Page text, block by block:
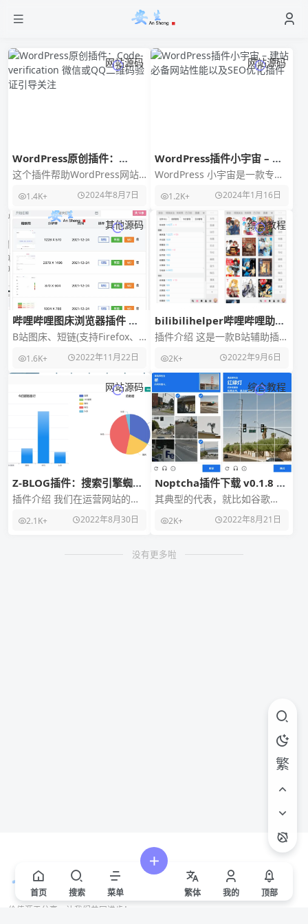
网站源码
WordPress原创插件：
Code-verification 微信或
QQ二维码验证引导关注
这个插件帮助WordPress网站
运营者通过隐藏文章内容来引
导访客关注微信公众号，从而
增加公众号的粉
1.4K+ 2024年8月7日
网站源码
WordPress插件小宇宙 – 建
站必备网站性能以及SEO优化
插件
WordPress 小宇宙是一款专为
站长们量身打造的网站性能优
化、SEO 优化插件，插件功能
丰富，体
1.2K+ 2024年1月16日
其他源码
哔哩哔哩图床浏览器插件 速
度快 多种图片压缩格式选择
｜Bilibili-img-uploader
B站图床、短链(支持Firefox、
图床插件，速度快，多种图片
1.6K+ 2022年11月22日
综合教程
bilibilihelper哔哩哔哩助手
扩展插件
插件介绍 这是一款B站辅助插
下查看热门视频、已关注UP主
的更新状况 、已订
2K+ 2022年9月6日
网站源码
Z-BLOG插件：搜索引擎蜘蛛
访问日志统计插件，自动收集
死链工具
插件介绍 我们在运营网站的过
引擎的抓取，一般我们可以通
2.1K+ 2022年8月30日
综合教程
Noptcha插件下载 v0.1.8 图
片验证码自动识别
reCAPTCHA跳过
其典型的代表，就比如谷歌
超级烦。它会让你选，乱七八
2K+ 2022年8月21日
没有更多啦
繁
首页 搜索 菜单 繁体 我的 顶部
价值源于分享，让我们共同进步！